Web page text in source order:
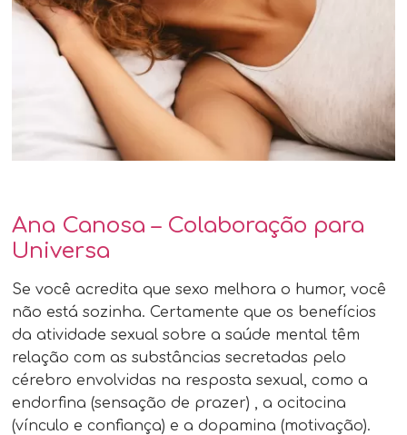
Ana Canosa – Colaboração para
Universa
Se você acredita que sexo melhora o humor, você
não está sozinha. Certamente que os benefícios
da atividade sexual sobre a saúde mental têm
relação com as substâncias secretadas pelo
cérebro envolvidas na resposta sexual, como a
endorfina (sensação de prazer) , a ocitocina
(vínculo e confiança) e a dopamina (motivação).